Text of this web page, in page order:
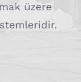
üzere